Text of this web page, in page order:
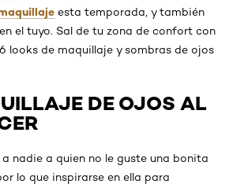
esta temporada, y también
el tuyo. Sal de tu zona de confort con
looks de maquillaje y sombras de ojos
DE OJOS AL
nadie a quien no le guste una bonita
lo que inspirarse en ella para